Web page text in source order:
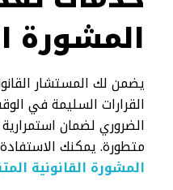
المشورة
يضمن لك المستشار
القرارات السليمة في
الضروري لضمان
متطورة. يمكنك
المشورة القانونية